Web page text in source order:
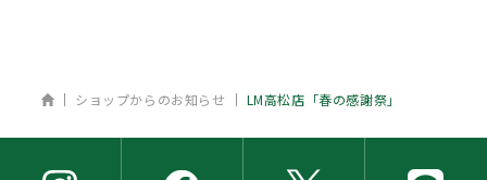
ホーム
ショップからのお知らせ LM高松店「春の感謝祭」